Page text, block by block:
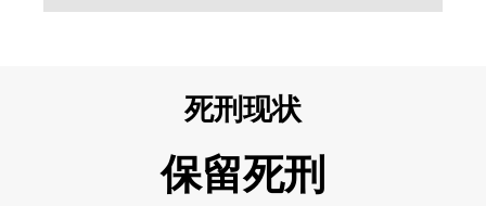
死刑现状
保留死刑